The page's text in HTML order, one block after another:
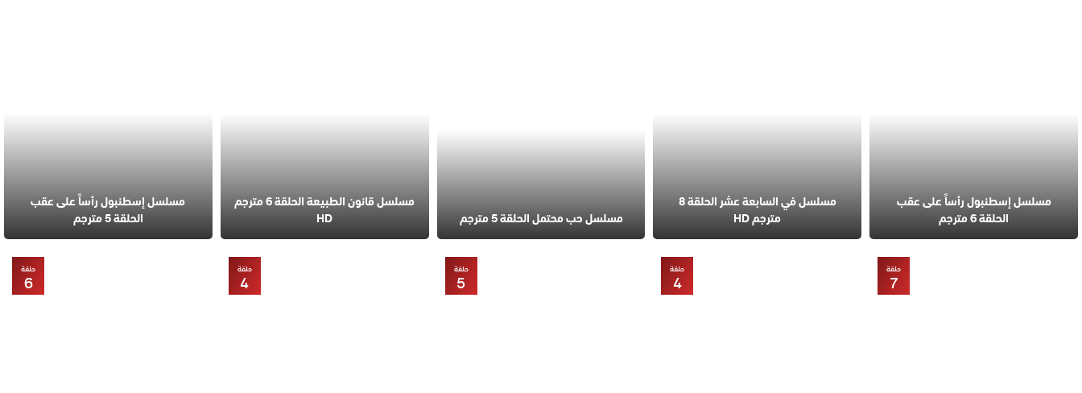
مسلسل إسطنبول رأساً على عقب
الحلقة 6 مترجم
مسلسل في السابعة عشر الحلقة 8
مترجم HD
مسلسل حب محتمل الحلقة 5 مترجم
مسلسل قانون الطبيعة الحلقة 6 مترجم
HD
مسلسل إسطنبول رأساً على عقب
الحلقة 5 مترجم
حلقة
7
حلقة
4
حلقة
5
حلقة
4
حلقة
6